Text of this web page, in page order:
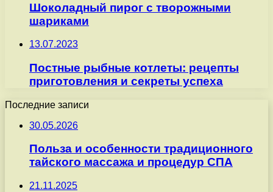
Шоколадный пирог с творожными
шариками
13.07.2023
Постные рыбные котлеты: рецепты
приготовления и секреты успеха
Последние записи
30.05.2026
Польза и особенности традиционного
тайского массажа и процедур СПА
21.11.2025